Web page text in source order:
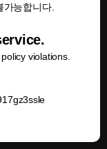
능합니다.
violations.